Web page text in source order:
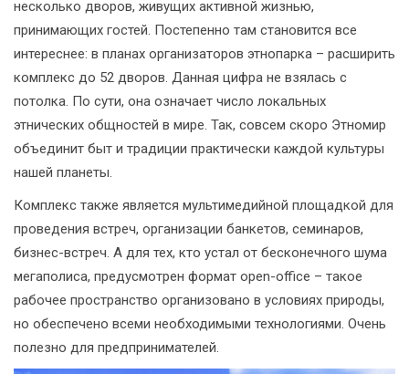
несколько дворов, живущих активной жизнью,
принимающих гостей. Постепенно там становится все
интереснее: в планах организаторов этнопарка – расширить
комплекс до 52 дворов. Данная цифра не взялась с
потолка. По сути, она означает число локальных
этнических общностей в мире. Так, совсем скоро Этномир
объединит быт и традиции практически каждой культуры
нашей планеты.
Комплекс также является мультимедийной площадкой для
проведения встреч, организации банкетов, семинаров,
бизнес-встреч. А для тех, кто устал от бесконечного шума
мегаполиса, предусмотрен формат open-office – такое
рабочее пространство организовано в условиях природы,
но обеспечено всеми необходимыми технологиями. Очень
полезно для предпринимателей.